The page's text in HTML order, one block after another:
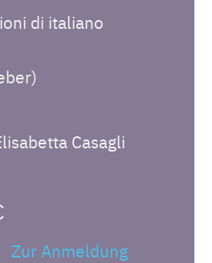
di italiano
Casagli
Zur Anmeldung